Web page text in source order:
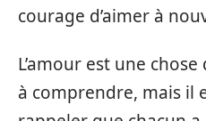
courage d’aimer à
L’amour est une
à comprendre, mais il